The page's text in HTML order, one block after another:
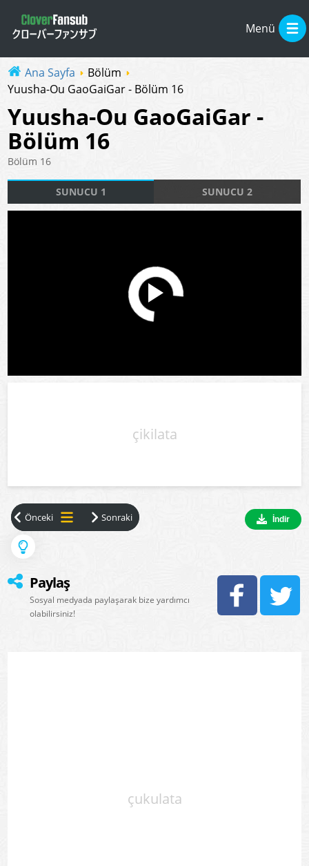
Menü
Ana Sayfa
Bölüm
Yuusha-Ou GaoGaiGar - Bölüm 16
Yuusha-Ou GaoGaiGar -
Bölüm 16
Bölüm 16
SUNUCU 1 SUNUCU 2
çikilata
çukulata
İndir
Paylaş
Sosyal medyada paylaşarak bize yardımcı
olabilirsiniz!